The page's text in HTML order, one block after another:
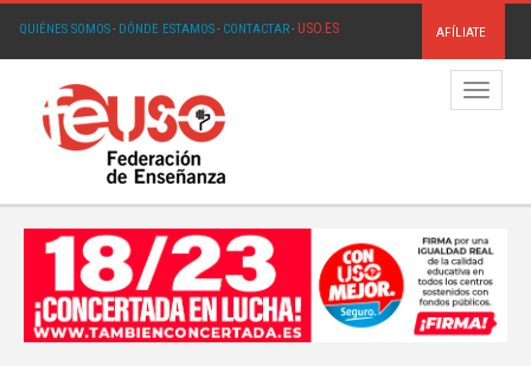
QUIÉNES SOMOS· DÓNDE ESTAMOS· CONTACTAR· USO.ES AFÍLIATE
Menú